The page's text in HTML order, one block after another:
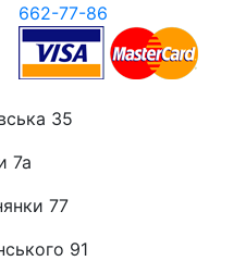
662-77-86
35
7а
77
91